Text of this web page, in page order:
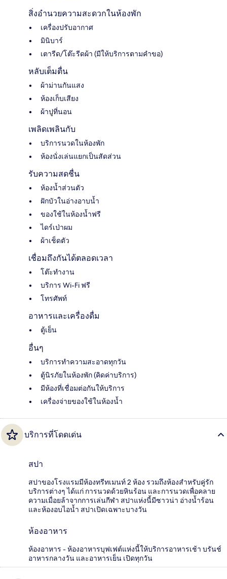
สิ่งอำนวยความสะดวกในห้องพัก
เครื่องปรับอากาศ
มินิบาร์
เตารีด/โต๊ะรีดผ้า (มีให้บริการตามคำขอ)
หลับเต็มตื่น
ผ้าม่านกันแสง
ห้องเก็บเสียง
ผ้าปูที่นอน
เพลิดเพลินกับ
บริการนวดในห้องพัก
ห้องนั่งเล่นแยกเป็นสัดส่วน
รับความสดชื่น
ห้องน้ำส่วนตัว
ฝักบัวในอ่างอาบน้ำ
ของใช้ในห้องน้ำฟรี
ไดร์เป่าผม
ผ้าเช็ดตัว
เชื่อมถึงกันได้ตลอดเวลา
โต๊ะทำงาน
บริการ Wi-Fi ฟรี
โทรศัพท์
อาหารและเครื่องดื่ม
ตู้เย็น
อื่นๆ
บริการทำความสะอาดทุกวัน
ตู้นิรภัยในห้องพัก (คิดค่าบริการ)
มีห้องที่เชื่อมต่อกันให้บริการ
เครื่องจ่ายของใช้ในห้องน้ำ
บริการที่โดดเด่น
สปา
สปาของโรงแรมมีห้องทรีทเมนท์ 2 ห้อง รวมถึงห้องสำหรับคู่รัก
บริการต่างๆ ได้แก่ การนวดด้วยหินร้อน และการนวดเพื่อคลาย
ความเมื่อยล้าจากการเล่นกีฬา สปาแห่งนี้มีซาวน่า อ่างน้ำร้อน
และห้องอบไอน้ำ สปาเปิดเฉพาะบางวัน
ห้องอาหาร
ห้องอาหาร - ห้องอาหารบุฟเฟต์แห่งนี้ให้บริการอาหารเช้า บรันช์
อาหารกลางวัน และอาหารเย็น เปิดทุกวัน